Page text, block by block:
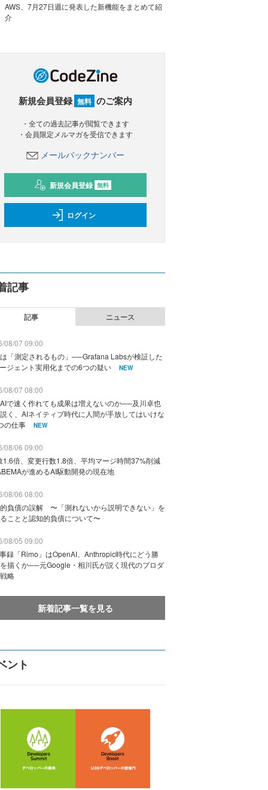
AWS、7月27日週に発表した新機能をまとめて紹
介
新規会員登録 無料 のご案内
・全ての過去記事が閲覧できます
・会員限定メルマガを受信できます
メールバックナンバー
新規会員登録 無料
ログイン
記事
記事 ニュース
08/07 09:00
「測定されるもの」──Grafana Labsが検証した
ジェント実用化までの6つの疑い
NEW
08/07 08:00
で速く作れても成果は増えないのか──及川卓也
く、AIネイティブ時代に人間が手放してはいけな
の仕事
NEW
08/06 09:00
1.6倍、変更行数1.8倍、平均マージ時間37%削減
が進めるAI駆動開発の現在地
08/06 08:00
負債の誤解 〜「測れないから説明できない」を
ことと認知的負債について〜
08/05 09:00
録「Rimo」はOpenAI、Anthropic時代にどう勝
描くか──元Google・相川氏が説く現代のプロダ
略
新着記事一覧を見る
ント